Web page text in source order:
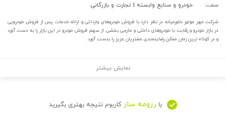
صنعت: خودرو و صنایع وابسته | تجارت و بازرگانی
شرکت مهر موتور خاورمیانه در نظر دارد با فروش خودروهای وارداتی و ارائه خدمات پس از فروش خودرویی
در بازار خودرو و رقابت با خودروهای داخلی و خارجی بخشی از سهم فروش خودرو در این بازار را به دست آورد
و در کوتاه نرین زمان ممکن رضایتمندی مشتریان عزیز را بدست آورد.
نمایش بیشتر
با رزومه ساز کاربوم نتیجه بهتری بگیرید